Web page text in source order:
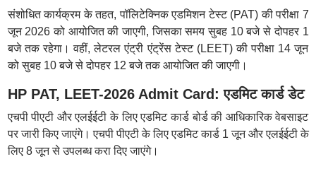
संशोधित कार्यक्रम के तहत, पॉलिटेक्निक एडमिशन टेस्ट (PAT) की परीक्षा 7
जून 2026 को आयोजित की जाएगी, जिसका समय सुबह 10 बजे से दोपहर 1
बजे तक रहेगा। वहीं, लेटरल एंट्री एंट्रेंस टेस्ट (LEET) की परीक्षा 14 जून
को सुबह 10 बजे से दोपहर 12 बजे तक आयोजित की जाएगी।
HP PAT, LEET-2026 Admit Card: एडमिट कार्ड डेट
एचपी पीएटी और एलईईटी के लिए एडमिट कार्ड बोर्ड की आधिकारिक वेबसाइट
पर जारी किए जाएंगे। एचपी पीएटी के लिए एडमिट कार्ड 1 जून और एलईईटी के
लिए 8 जून से उपलब्ध करा दिए जाएंगे।